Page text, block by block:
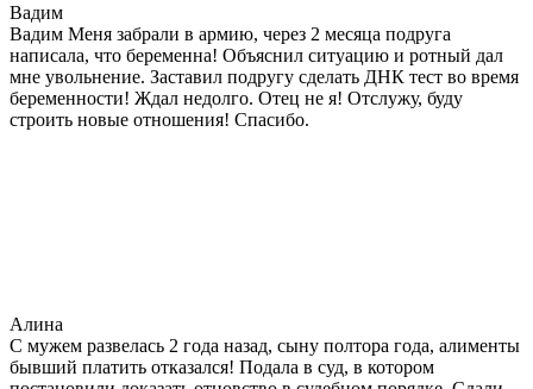
Вадим
Вадим Меня забрали в армию, через 2 месяца подруга
написала, что беременна! Объяснил ситуацию и ротный дал
мне увольнение. Заставил подругу сделать ДНК тест во время
беременности! Ждал недолго. Отец не я! Отслужу, буду
строить новые отношения! Спасибо.
Алина
С мужем развелась 2 года назад, сыну полтора года, алименты
бывший платить отказался! Подала в суд, в котором